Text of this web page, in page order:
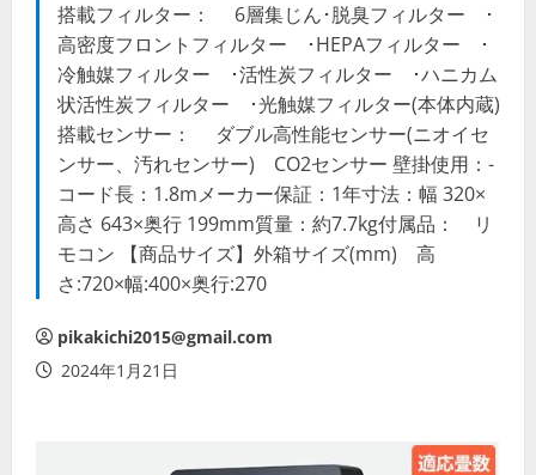
搭載フィルター： 6層集じん･脱臭フィルター ･
高密度フロントフィルター ･HEPAフィルター ･
冷触媒フィルター ･活性炭フィルター ･ハニカム
状活性炭フィルター ･光触媒フィルター(本体内蔵)
搭載センサー： ダブル高性能センサー(ニオイセ
ンサー、汚れセンサー) CO2センサー 壁掛使用：-
コード長：1.8mメーカー保証：1年寸法：幅 320×
高さ 643×奥行 199mm質量：約7.7kg付属品： リ
モコン 【商品サイズ】外箱サイズ(mm) 高
さ:720×幅:400×奥行:270
pikakichi2015@gmail.com
2024年1月21日